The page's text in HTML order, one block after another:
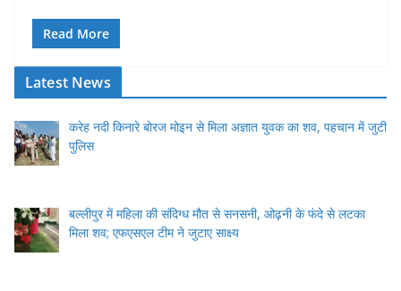
Read More
Latest News
करेह नदी किनारे बोरज मोइन से मिला अज्ञात युवक का शव, पहचान में जुटी
पुलिस
बल्लीपुर में महिला की संदिग्ध मौत से सनसनी, ओढ़नी के फंदे से लटका
मिला शव; एफएसएल टीम ने जुटाए साक्ष्य